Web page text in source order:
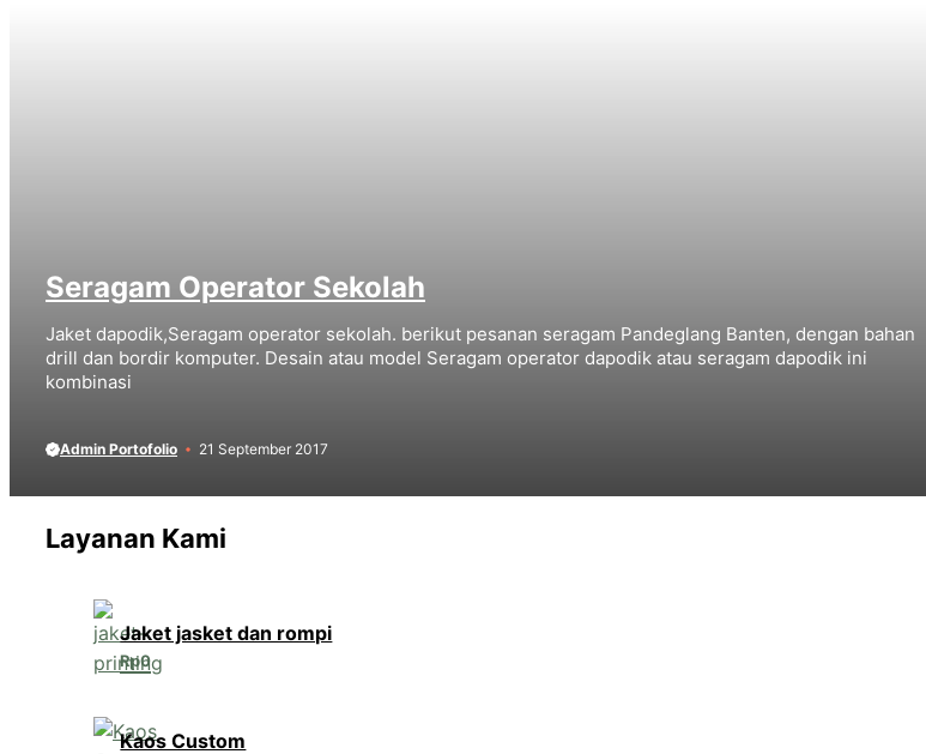
Seragam Operator Sekolah
Jaket dapodik,Seragam operator sekolah. berikut pesanan seragam Pandeglang Banten, dengan bahan
drill dan bordir komputer. Desain atau model Seragam operator dapodik atau seragam dapodik ini
kombinasi
Admin Portofolio 21 September 2017
Layanan Kami
Jaket jasket dan rompi
Rp0
Kaos Custom